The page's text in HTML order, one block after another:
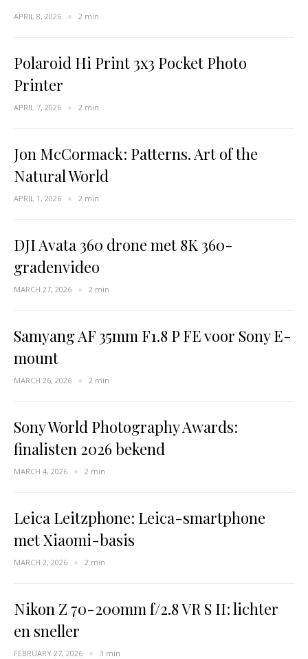
APRIL 8, 2026 2 min
Polaroid Hi Print 3x3 Pocket Photo
Printer
APRIL 7, 2026 2 min
Jon McCormack: Patterns. Art of the
Natural World
APRIL 1, 2026 2 min
DJI Avata 360 drone met 8K 360-
gradenvideo
MARCH 27, 2026 2 min
Samyang AF 35mm F1.8 P FE voor Sony E-
mount
MARCH 26, 2026 2 min
Sony World Photography Awards:
finalisten 2026 bekend
MARCH 4, 2026 2 min
Leica Leitzphone: Leica-smartphone
met Xiaomi-basis
MARCH 2, 2026 2 min
Nikon Z 70-200mm f/2.8 VR S II: lichter
en sneller
FEBRUARY 27, 2026 3 min